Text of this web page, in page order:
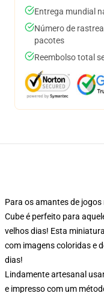
Entrega mundial
Número de
pacotes
Reembolso total
Para os amantes de
Cube é perfeito para
velhos dias! Esta
com imagens coloridas e
dias!
Lindamente artesanal
e impresso com um